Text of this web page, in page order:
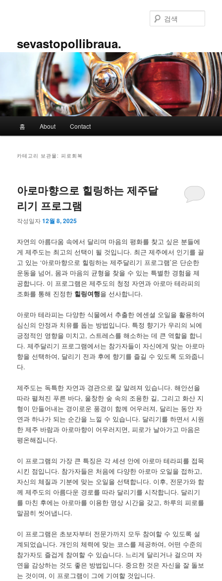
넘
넘
sevastopollibraua.
색
홈 About Contact
카테고리 보관물:피로회복
아로마향으로 힐링하는 제주달
리기 프로그램
작성일자12월 8, 2025
자연의 아름다움 속에서 달리며 마음의 평화를 찾고 싶은 분들에
게 제주도는 최고의 선택이 될 것입니다. 최근 제주에서 인기를 끌
고 있는 ‘아로마향으로 힐링하는 제주달리기 프로그램’은 단순한
운동을 넘어, 몸과 마음의 균형을 찾을 수 있는 특별한 경험을 제
공합니다. 이 프로그램은 제주도의 청정 자연과 아로마 테라피의
조화를 통해 진정한 힐링여행을 선사합니다.
아로마 테라피는 다양한 식물에서 추출한 에센셜 오일을 활용하여
심신의 안정과 치유를 돕는 방법입니다. 특정 향기가 우리의 뇌에
긍정적인 영향을 미치고, 스트레스를 해소하는 데 큰 역할을 합니
다. 제주달리기 프로그램에서는 참가자들이 자신에게 맞는 아로마
향을 선택하여, 달리기 전과 후에 향기를 즐길 수 있도록 도와줍니
다.
제주도는 독특한 자연과 경관으로 잘 알려져 있습니다. 해안선을
따라 펼쳐진 푸른 바다, 울창한 숲 속의 조용한 길, 그리고 화산 지
형이 만들어내는 경이로운 풍경이 함께 어우러져, 달리는 동안 자
연과 하나가 되는 순간을 느낄 수 있습니다. 달리기를 하면서 시원
한 제주 바람과 아로마향이 어우러지면, 피로가 날아가고 마음은
평온해집니다.
이 프로그램의 가장 큰 특징은 각 세션 안에 아로마 테라피를 접목
시킨 점입니다. 참가자들은 처음에 다양한 아로마 오일을 접하고,
자신의 체질과 기분에 맞는 오일을 선택합니다. 이후, 전문가와 함
께 제주도의 아름다운 경로를 따라 달리기를 시작합니다. 달리기
를 마친 후에는 아로마를 이용한 명상 시간을 갖고, 하루의 피로를
말끔히 씻어냅니다.
이 프로그램은 초보자부터 전문가까지 모두 참여할 수 있도록 설
계되었습니다. 개인의 체력에 맞는 코스를 제공하여, 어떤 수준의
참가자도 즐겁게 참여할 수 있습니다. 느리게 달리거나 걸으며 자
연을 감상하는 것도 좋은 방법입니다. 중요한 것은 자신을 잘 돌보
는 것이며, 이 프로그램이 그에 기여할 것입니다.